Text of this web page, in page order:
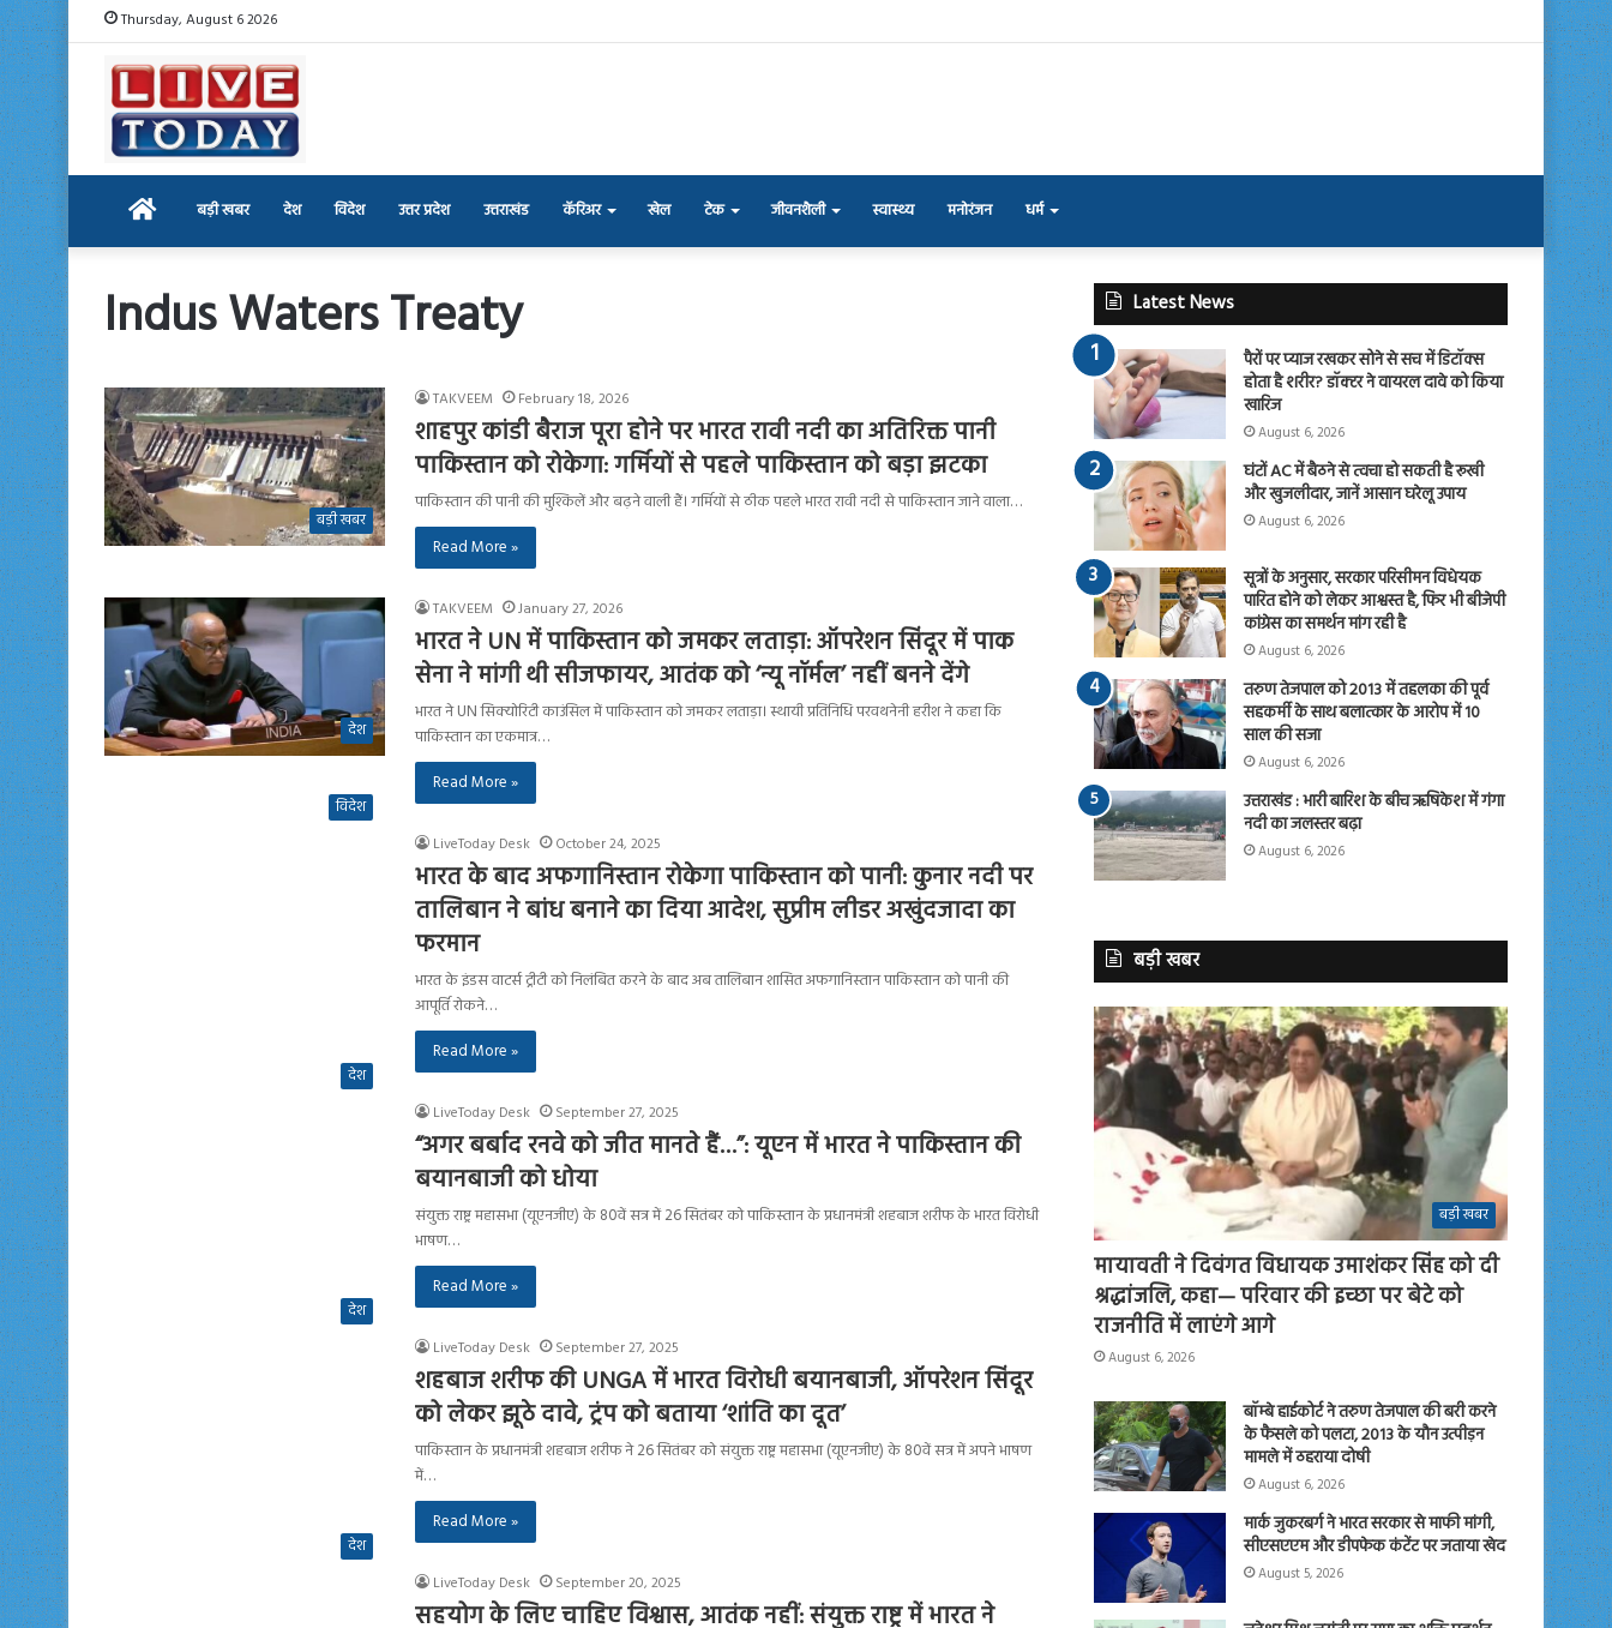
Thursday, August 6 2026
Home बड़ी खबर देश विदेश उत्तर प्रदेश उत्तराखंड कॅरिअर खेल टेक जीवनशैली स्वास्थ्य मनोरंजन धर्म
Indus Waters Treaty
बड़ी खबर
TAKVEEM February 18, 2026
शाहपुर कांडी बैराज पूरा होने पर भारत रावी नदी का अतिरिक्त पानी
पाकिस्तान को रोकेगा: गर्मियों से पहले पाकिस्तान को बड़ा झटका
पाकिस्तान की पानी की मुश्किलें और बढ़ने वाली हैं। गर्मियों से ठीक पहले भारत रावी नदी से पाकिस्तान जाने वाला…
Read More »
देश
TAKVEEM January 27, 2026
भारत ने UN में पाकिस्तान को जमकर लताड़ा: ऑपरेशन सिंदूर में पाक
सेना ने मांगी थी सीजफायर, आतंक को ‘न्यू नॉर्मल’ नहीं बनने देंगे
भारत ने UN सिक्योरिटी काउंसिल में पाकिस्तान को जमकर लताड़ा। स्थायी प्रतिनिधि परवथनेनी हरीश ने कहा कि
पाकिस्तान का एकमात्र…
Read More »
विदेश
LiveToday Desk
October 24, 2025
भारत के बाद अफगानिस्तान रोकेगा पाकिस्तान को पानी: कुनार नदी पर
तालिबान ने बांध बनाने का दिया आदेश, सुप्रीम लीडर अखुंदजादा का
फरमान
भारत के इंडस वाटर्स ट्रीटी को निलंबित करने के बाद अब तालिबान शासित अफगानिस्तान पाकिस्तान को पानी की
आपूर्ति रोकने…
Read More »
देश
LiveToday Desk
September 27, 2025
“अगर बर्बाद रनवे को जीत मानते हैं…”: यूएन में भारत ने पाकिस्तान की
बयानबाजी को धोया
संयुक्त राष्ट्र महासभा (यूएनजीए) के 80वें सत्र में 26 सितंबर को पाकिस्तान के प्रधानमंत्री शहबाज शरीफ के भारत विरोधी
भाषण…
Read More »
देश
LiveToday Desk
September 27, 2025
शहबाज शरीफ की UNGA में भारत विरोधी बयानबाजी, ऑपरेशन सिंदूर
को लेकर झूठे दावे, ट्रंप को बताया ‘शांति का दूत’
पाकिस्तान के प्रधानमंत्री शहबाज शरीफ ने 26 सितंबर को संयुक्त राष्ट्र महासभा (यूएनजीए) के 80वें सत्र में अपने भाषण
में…
Read More »
देश
LiveToday Desk
September 20, 2025
सहयोग के लिए चाहिए विश्वास, आतंक नहीं: संयुक्त राष्ट्र में भारत ने
Latest News
पैरों पर प्याज रखकर सोने से सच में डिटॉक्स
होता है शरीर? डॉक्टर ने वायरल दावे को किया
खारिज
August 6, 2026
घंटों AC में बैठने से त्वचा हो सकती है रूखी
और खुजलीदार, जानें आसान घरेलू उपाय
August 6, 2026
सूत्रों के अनुसार, सरकार परिसीमन विधेयक
पारित होने को लेकर आश्वस्त है, फिर भी बीजेपी
कांग्रेस का समर्थन मांग रही है
August 6, 2026
तरुण तेजपाल को 2013 में तहलका की पूर्व
सहकर्मी के साथ बलात्कार के आरोप में 10
साल की सजा
August 6, 2026
उत्तराखंड : भारी बारिश के बीच ऋषिकेश में गंगा
नदी का जलस्तर बढ़ा
August 6, 2026
बड़ी खबर
बड़ी खबर
मायावती ने दिवंगत विधायक उमाशंकर सिंह को दी
श्रद्धांजलि, कहा— परिवार की इच्छा पर बेटे को
राजनीति में लाएंगे आगे
August 6, 2026
बॉम्बे हाईकोर्ट ने तरुण तेजपाल की बरी करने
के फैसले को पलटा, 2013 के यौन उत्पीड़न
मामले में ठहराया दोषी
August 6, 2026
मार्क जुकरबर्ग ने भारत सरकार से माफी मांगी,
सीएसएएम और डीपफेक कंटेंट पर जताया खेद
August 5, 2026